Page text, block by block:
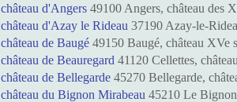
château d'Angers49100 Angers, château des
château d'Azay le Rideau 37190 Azay-le-
château de Baugé49150 Baugé, château XVe
château de Beauregard 41120 Cellettes,
château de Bellegarde45270 Bellegarde,
château du Bignon Mirabeau 45210 Le